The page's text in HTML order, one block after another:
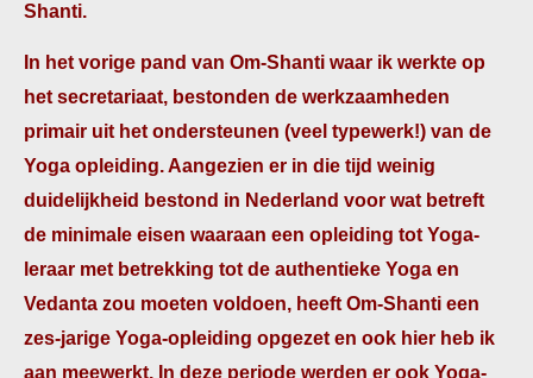
Shanti.
In het vorige pand van Om-Shanti waar ik werkte op
het secretariaat, bestonden de werkzaamheden
primair uit het ondersteunen (veel typewerk!) van de
Yoga opleiding. Aangezien er in die tijd weinig
duidelijkheid bestond in Nederland voor wat betreft
de minimale eisen waaraan een opleiding tot Yoga-
leraar met betrekking tot de authentieke Yoga en
Vedanta zou moeten voldoen, heeft Om-Shanti een
zes-jarige Yoga-opleiding opgezet en ook hier heb ik
aan meewerkt. In deze periode werden er ook Yoga-